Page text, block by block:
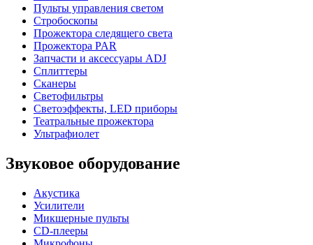
Пульты управления светом
Стробоскопы
Прожектора следящего света
Прожектора PAR
Запчасти и аксессуары ADJ
Сплиттеры
Сканеры
Светофильтры
Светоэффекты, LED приборы
Театральные прожектора
Ультрафиолет
Звуковое оборудование
Акустика
Усилители
Микшерные пульты
CD-плееры